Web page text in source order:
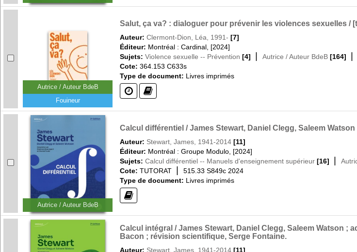
Autrice / Auteur BdeB
Fouineur
Salut, ça va? : dialoguer pour prévenir les violences sexuelles
Auteur: Clermont-Dion, Léa, 1991- [7]
Éditeur: Montréal : Cardinal, [2024]
Sujets: Violence sexuelle -- Prévention [4] Autrice / Auteur BdeB [164]
Cote: 364.153 C633s
Type de document: Livres imprimés
(?) (?)
Autrice / Auteur BdeB
Calcul différentiel / James Stewart, Daniel Clegg, Saleem
Auteur: Stewart, James, 1941-2014 [11]
Éditeur: Montréal : Groupe Modulo, [2024]
Sujets: Calcul différentiel -- Manuels d'enseignement supérieur [16]
Cote: TUTORAT
515.33 S849c 2024
Type de document: Livres imprimés
(?)
Calcul intégral / James Stewart, Daniel Clegg, Saleem Watson
Bacon ; révision scientifique, Serge Fontaine.
Auteur: Stewart, James, 1941-2014 [11]